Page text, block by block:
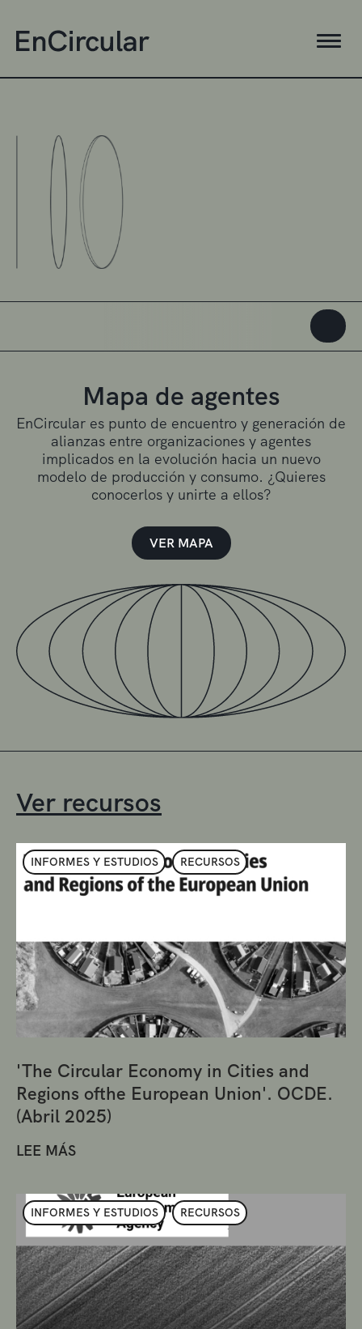
Mapa de agentes
EnCircular es punto de encuentro y generación de
alianzas entre organizaciones y agentes
implicados en la evolución hacia un nuevo
modelo de producción y consumo. ¿Quieres
conocerlos y unirte a ellos?
VER MAPA
Ver recursos
INFORMES Y ESTUDIOS RECURSOS
'The Circular Economy in Cities and
Regions ofthe European Union'. OCDE.
(Abril 2025)
LEE MÁS
INFORMES Y ESTUDIOS RECURSOS